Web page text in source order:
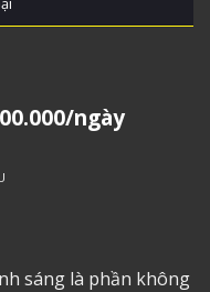
ngày
sáng là phần không